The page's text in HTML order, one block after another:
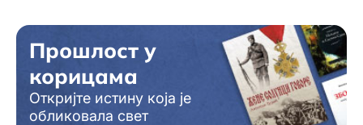
Прошлост у
корицама
Откријте истину која је
обликовала свет